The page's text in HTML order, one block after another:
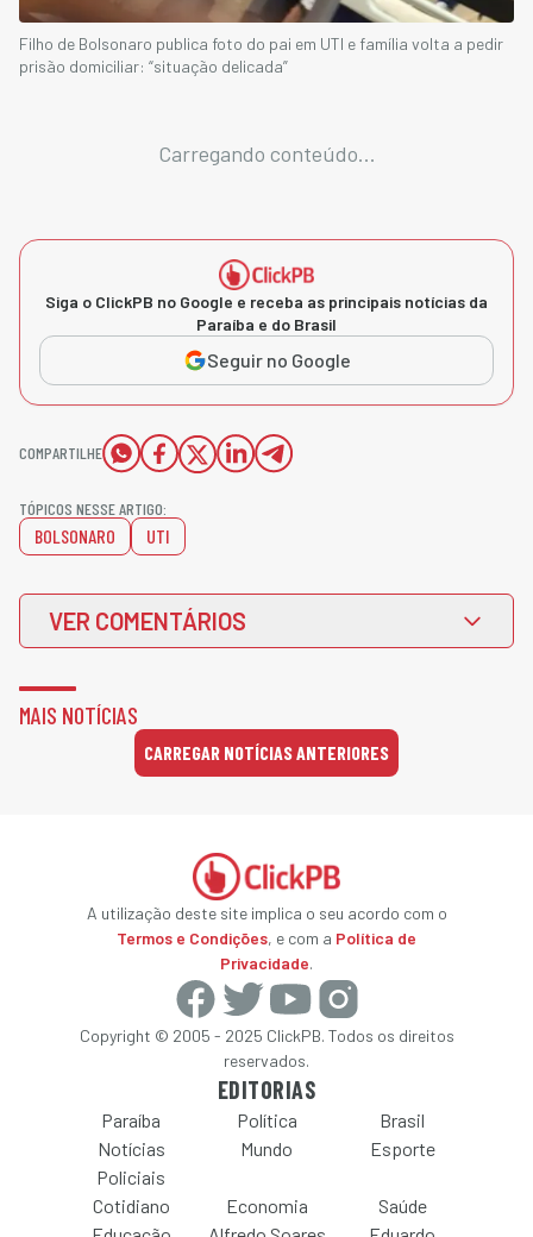
Filho de Bolsonaro publica foto do pai em UTI e família volta a pedir
prisão domiciliar: “situação delicada”
Carregando conteúdo...
Siga o ClickPB no Google e receba as principais notícias da
Paraíba e do Brasil
Seguir no Google
COMPARTILHE
TÓPICOS NESSE ARTIGO:
BOLSONARO UTI
VER COMENTÁRIOS
MAIS NOTÍCIAS
CARREGAR NOTÍCIAS ANTERIORES
A utilização deste site implica o seu acordo com o
Termos e Condições, e com a Política de
Privacidade.
Copyright © 2005 - 2025 ClickPB. Todos os direitos
reservados.
EDITORIAS
Paraíba Política
Brasil
Notícias
Policiais
Mundo Esporte
Cotidiano Economia
Saúde